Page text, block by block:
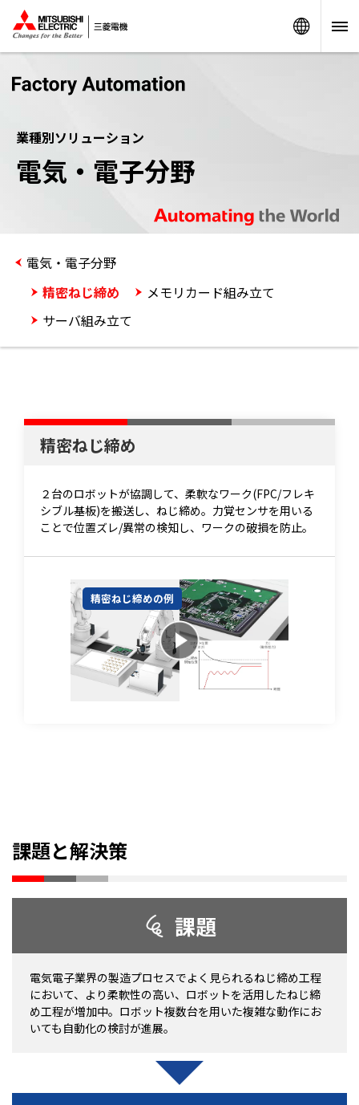
業種別ソリューション
電気・電子分野
電気・電子分野
精密ねじ締め
メモリカード組み立て
サーバ組み立て
精密ねじ締め
２台のロボットが協調して、柔軟なワーク(FPC/フレキ
シブル基板)を搬送し、ねじ締め。力覚センサを用いる
ことで位置ズレ/異常の検知し、ワークの破損を防止。
精密ねじ締めの例
課題と解決策
課題
電気電子業界の製造プロセスでよく見られるねじ締め工程
において、より柔軟性の高い、ロボットを活用したねじ締
め工程が増加中。ロボット複数台を用いた複雑な動作にお
いても自動化の検討が進展。